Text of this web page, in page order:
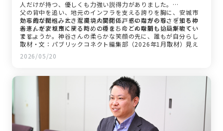
人だけが持つ、優しくも力強い説得力がありました。
父の背中を追い、地元のインフラを支える誇りを胸に、安城市
から霞が関へ。大きな環境の変化に戸惑いながらも、「まちの
未来」をより良くするための種を、今この瞬間も拾い集めてい
ます。
効率的な仕組みと、泥臭い人間関係。その両方の尊さを知る神
谷さんが安城市に戻る時、このまちにどんな新しい風が吹くの
でしょうか。神谷さんの柔らかな笑顔の先に、誰もが自分らし
く挑戦し、支え合える安城市の未来が、鮮やかに重なって見え
た取材でした。
取材・文：パブリックコネクト編集部（2026年1月取材）
2026/05/20